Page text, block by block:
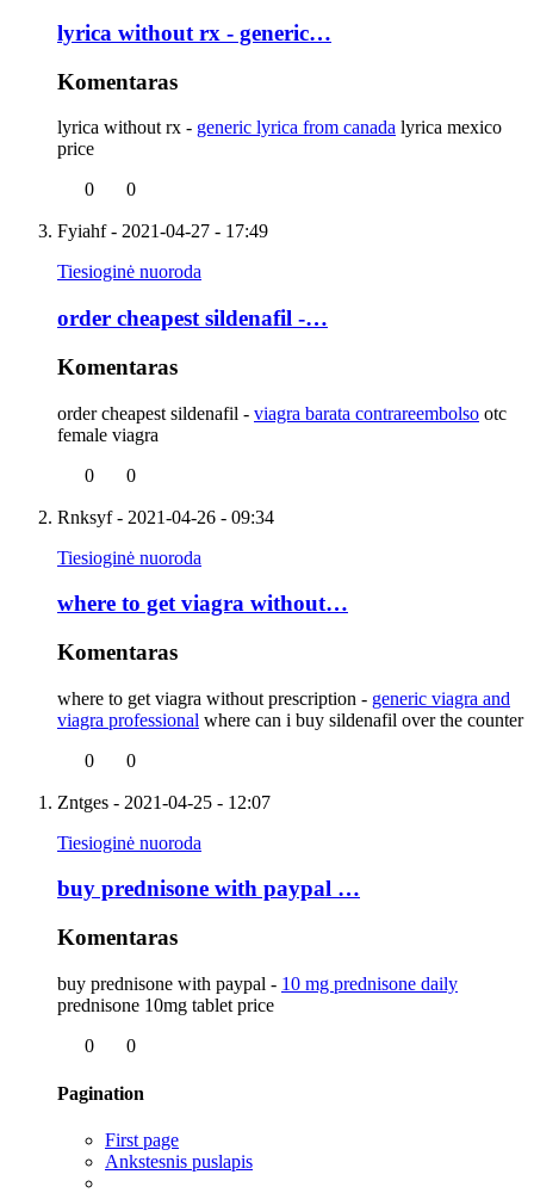
lyrica without rx - generic…
Komentaras
lyrica without rx - generic lyrica from canada lyrica mexico
price
0
0
Fyiahf- 2021-04-27 - 17:49
Tiesioginė nuoroda
order cheapest sildenafil -…
Komentaras
order cheapest sildenafil - viagra barata contrareembolso otc
female viagra
0
0
Rnksyf- 2021-04-26 - 09:34
Tiesioginė nuoroda
where to get viagra without…
Komentaras
where to get viagra without prescription - generic viagra and
viagra professional where can i buy sildenafil over the counter
0
0
Zntges - 2021-04-25 - 12:07
Tiesioginė nuoroda
buy prednisone with paypal …
Komentaras
buy prednisone with paypal - 10 mg prednisone daily
prednisone 10mg tablet price
0
0
Pagination
First page
Ankstesnis puslapis